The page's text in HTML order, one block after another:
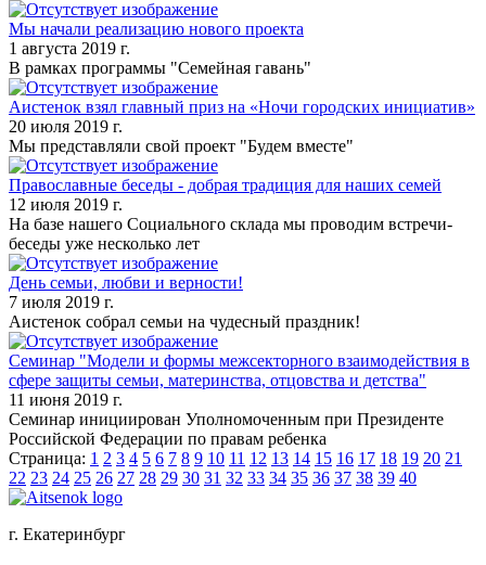
Мы начали реализацию нового проекта
1 августа 2019 г.
В рамках программы "Семейная гавань"
Аистенок взял главный приз на «Ночи городских инициатив»
20 июля 2019 г.
Мы представляли свой проект "Будем вместе"
Православные беседы - добрая традиция для наших семей
12 июля 2019 г.
На базе нашего Социального склада мы проводим встречи-
беседы уже несколько лет
День семьи, любви и верности!
7 июля 2019 г.
Аистенок собрал семьи на чудесный праздник!
Семинар "Модели и формы межсекторного взаимодействия в
сфере защиты семьи, материнства, отцовства и детства"
11 июня 2019 г.
Семинар инициирован Уполномоченным при Президенте
Российской Федерации по правам ребенка
Страница: 1 2 3 4 5 6 7 8 9 10 11 12 13 14 15 16 17 18 19 20 21
22 23 24 25 26 27 28 29 30 31 32 33 34 35 36 37 38 39 40
г. Екатеринбург